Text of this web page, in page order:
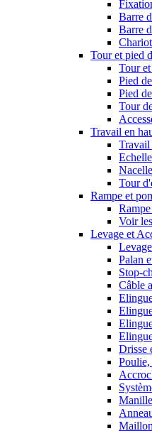
Barre
Barre
Tour et pied
Tour
Pied
Pied
Tour
Travail en
Travail
Echelle
Tour
Rampe et
Voir
Levage et
Palan
Stop-
Câble
Drisse
Poulie,